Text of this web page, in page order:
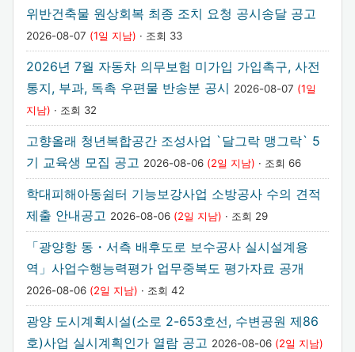
위반건축물 원상회복 최종 조치 요청 공시송달 공고
2026-08-07 (1일 지남) · 조회 33
2026년 7월 자동차 의무보험 미가입 가입촉구, 사전
통지, 부과, 독촉 우편물 반송분 공시 2026-08-07 (1일
지남) · 조회 32
고향올래 청년복합공간 조성사업 `달그락 맹그락` 5
기 교육생 모집 공고 2026-08-06 (2일 지남) · 조회 66
학대피해아동쉼터 기능보강사업 소방공사 수의 견적
제출 안내공고 2026-08-06 (2일 지남) · 조회 29
「광양항 동・서측 배후도로 보수공사 실시설계용
역」사업수행능력평가 업무중복도 평가자료 공개
2026-08-06 (2일 지남) · 조회 42
광양 도시계획시설(소로 2-653호선, 수변공원 제86
호)사업 실시계획인가 열람 공고 2026-08-06 (2일 지남)